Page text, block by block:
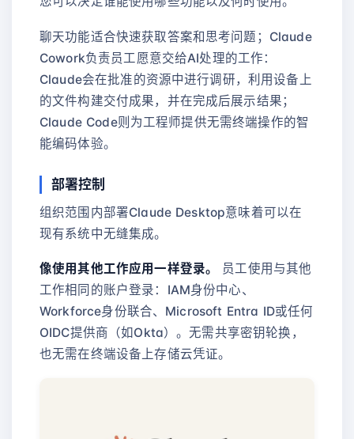
聊天功能适合快速获取答案和思考问题；Claude
Cowork负责员工愿意交给AI处理的工作：
Claude会在批准的资源中进行调研，利用设备上
的文件构建交付成果，并在完成后展示结果；
Claude Code则为工程师提供无需终端操作的智
能编码体验。
部署控制
组织范围内部署Claude Desktop意味着可以在
现有系统中无缝集成。
像使用其他工作应用一样登录。
员工使用与其他
工作相同的账户登录：IAM身份中心、
Workforce身份联合、Microsoft Entra ID或任何
OIDC提供商（如Okta）。无需共享密钥轮换，
也无需在终端设备上存储云凭证。